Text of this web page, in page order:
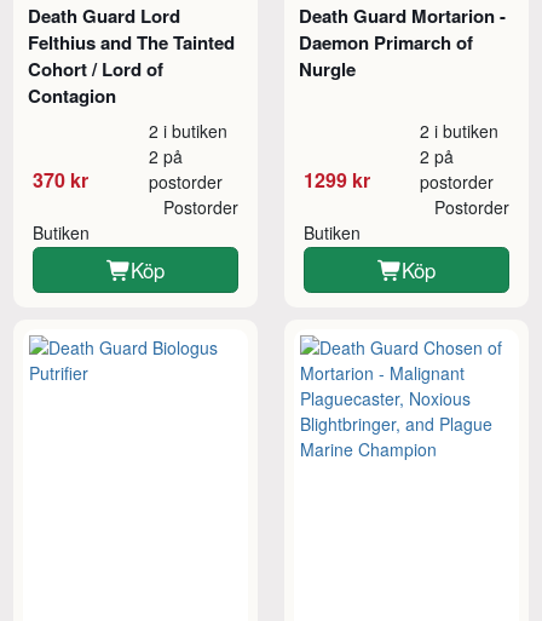
Death Guard Lord
Felthius and The Tainted
Cohort / Lord of
Contagion
370 kr
2 i butiken
2 på
postorder
Butiken
Postorder
Köp
Death Guard Mortarion -
Daemon Primarch of
Nurgle
1299 kr
2 i butiken
2 på
postorder
Butiken
Postorder
Köp